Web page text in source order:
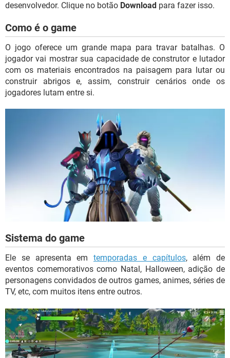
desenvolvedor. Clique no botão Download para fazer isso.
Como é o game
O jogo oferece um grande mapa para travar batalhas. O
jogador vai mostrar sua capacidade de construtor e lutador
com os materiais encontrados na paisagem para lutar ou
construir abrigos e, assim, construir cenários onde os
jogadores lutam entre si.
Sistema do game
Ele se apresenta em temporadas e capítulos, além de
eventos comemorativos como Natal, Halloween, adição de
personagens convidados de outros games, animes, séries de
TV, etc, com muitos itens entre outros.